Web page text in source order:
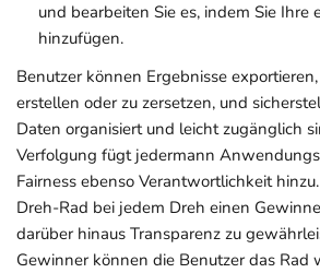
und bearbeiten Sie es, indem Sie Ihre
hinzufügen.
Benutzer können Ergebnisse
erstellen oder zu zersetzen, und
Daten organisiert und leicht zugänglich
Verfolgung fügt jedermann
Fairness ebenso Verantwortlichkeit
Dreh-Rad bei jedem Dreh einen
darüber hinaus Transparenz zu
Gewinner können die Benutzer das Rad